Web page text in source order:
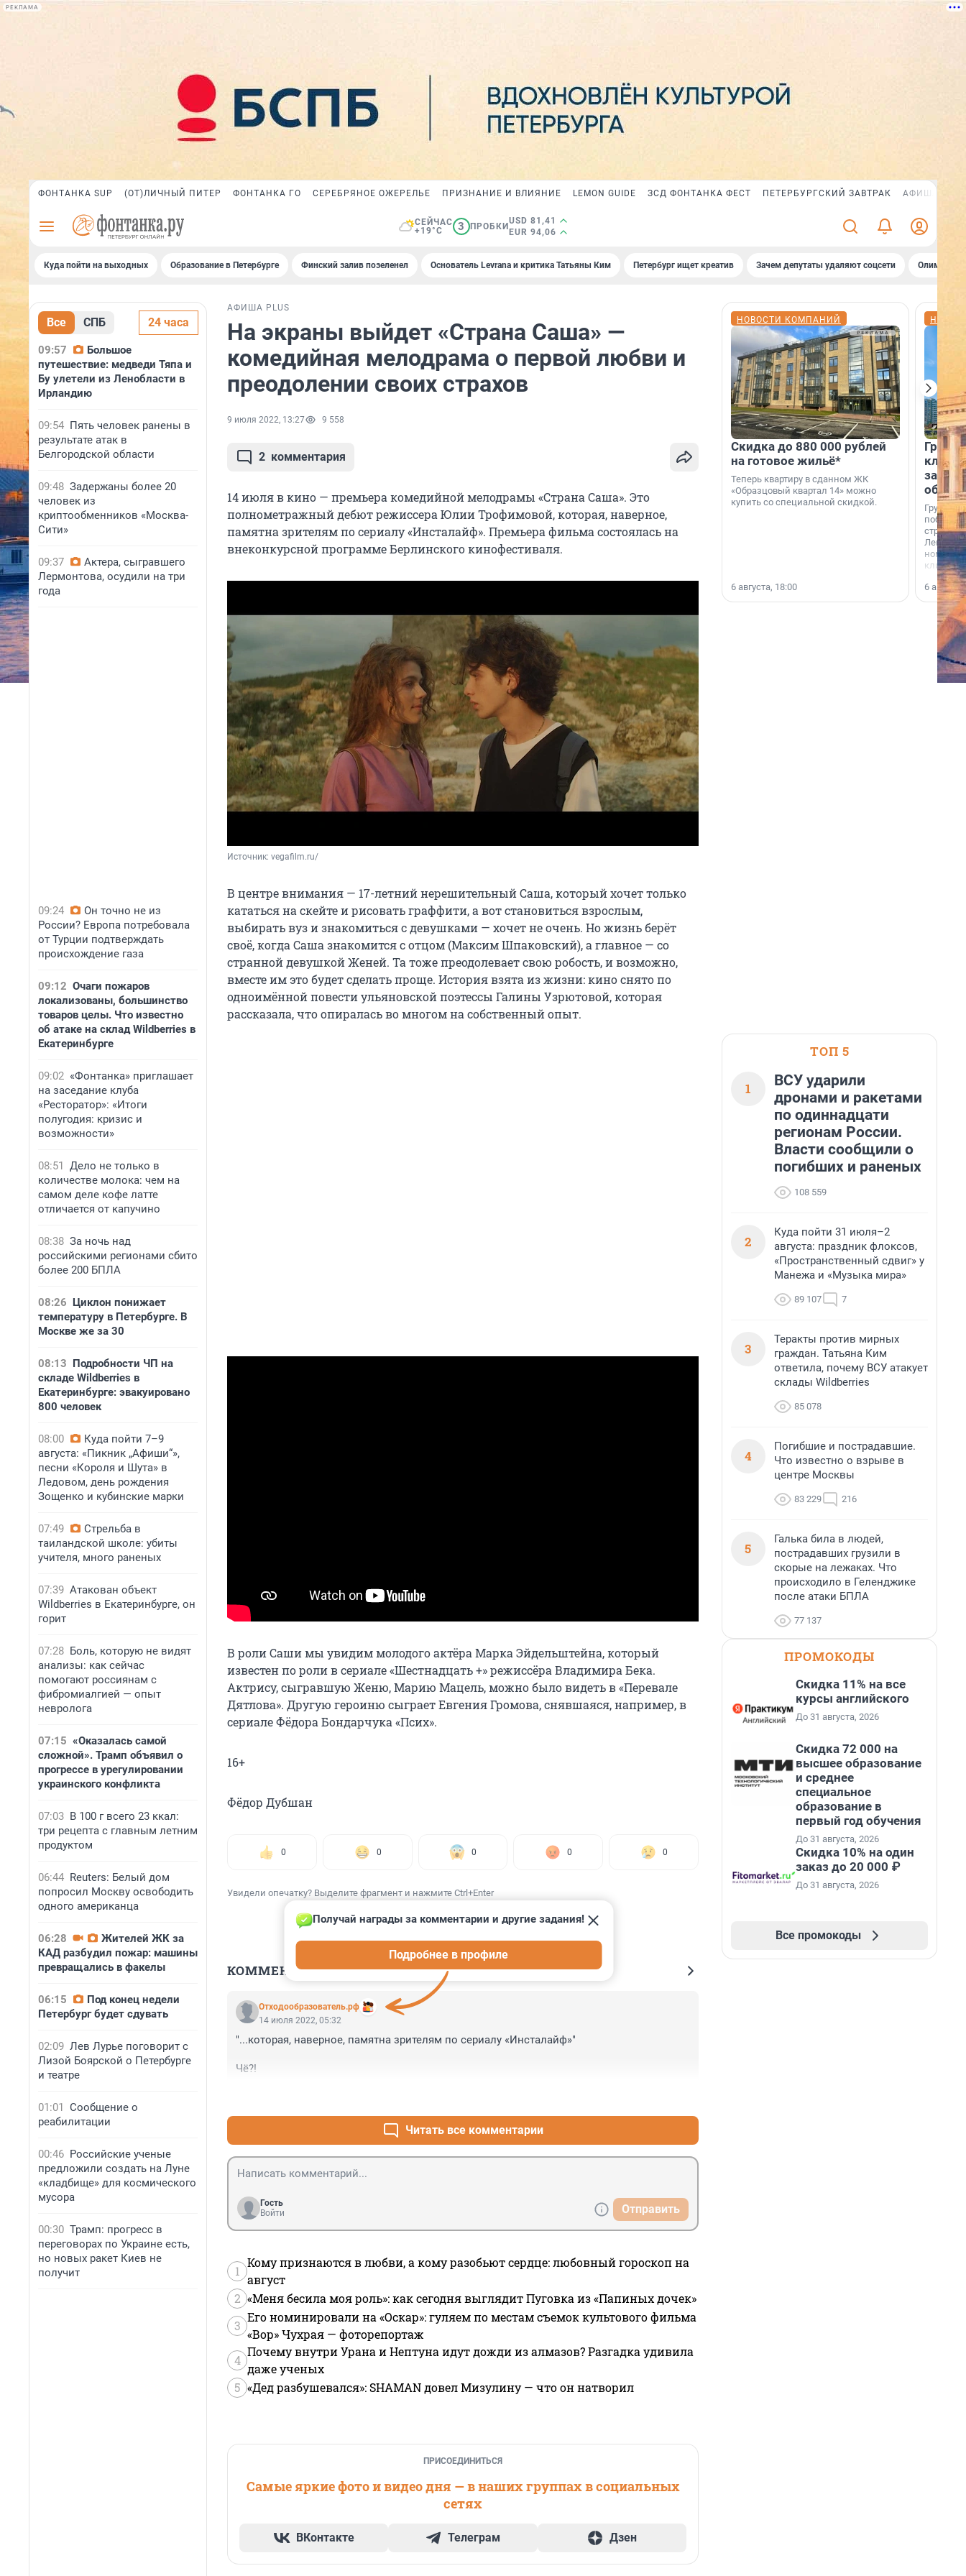
РЕКЛАМА
ФОНТАНКА SUP (ОТ)ЛИЧНЫЙ ПИТЕР ФОНТАНКА ГО СЕРЕБРЯНОЕ ОЖЕРЕЛЬЕ ПРИЗНАНИЕ И ВЛИЯНИЕ LEMON GUIDE ЗСД ФОНТАНКА ФЕСТ ПЕТЕРБУРГСКИЙ ЗАВТРАК АФИША PLUS
СЕЙЧАС
+19°C
3 ПРОБКИ
USD 81,41
EUR 94,06
Куда пойти на выходных Образование в Петербурге Финский залив позеленел Основатель Levrana и критика Татьяны Ким Петербург ищет креатив Зачем депутаты удаляют соцсети
Все СПБ 24 часа
09:57
Большое
путешествие: медведи Тяпа и
Бу улетели из Ленобласти в
Ирландию
09:54 Пять человек ранены в
результате атак в
Белгородской области
09:48 Задержаны более 20
человек из
криптообменников «Москва-
Сити»
09:37
Актера, сыгравшего
Лермонтова, осудили на три
года
09:24
Он точно не из
России? Европа потребовала
от Турции подтверждать
происхождение газа
09:12 Очаги пожаров
локализованы, большинство
товаров целы. Что известно
об атаке на склад Wildberries в
Екатеринбурге
09:02 «Фонтанка» приглашает
на заседание клуба
«Ресторатор»: «Итоги
полугодия: кризис и
возможности»
08:51 Дело не только в
количестве молока: чем на
самом деле кофе латте
отличается от капучино
08:38 За ночь над
российскими регионами сбито
более 200 БПЛА
08:26 Циклон понижает
температуру в Петербурге. В
Москве же за 30
08:13 Подробности ЧП на
складе Wildberries в
Екатеринбурге: эвакуировано
800 человек
08:00
Куда пойти 7–9
августа: «Пикник „Афиши“»,
песни «Короля и Шута» в
Ледовом, день рождения
Зощенко и кубинские марки
07:49
Стрельба в
таиландской школе: убиты
учителя, много раненых
07:39 Атакован объект
Wildberries в Екатеринбурге, он
горит
07:28 Боль, которую не видят
анализы: как сейчас
помогают россиянам с
фибромиалгией — опыт
невролога
07:15 «Оказалась самой
сложной». Трамп объявил о
прогрессе в урегулировании
украинского конфликта
07:03 В 100 г всего 23 ккал:
три рецепта с главным летним
продуктом
06:44 Reuters: Белый дом
попросил Москву освободить
одного американца
06:28
Жителей ЖК за
КАД разбудил пожар: машины
превращались в факелы
06:15
Под конец недели
Петербург будет сдувать
02:09 Лев Лурье поговорит с
Лизой Боярской о Петербурге
и театре
01:01 Сообщение о
реабилитации
00:46 Российские ученые
предложили создать на Луне
«кладбище» для космического
мусора
00:30 Трамп: прогресс в
переговорах по Украине есть,
но новых ракет Киев не
получит
АФИША PLUS
На экраны выйдет «Страна Саша» —
комедийная мелодрама о первой любви и
преодолении своих страхов
9 июля 2022, 13:27 9 558
2 комментария
14 июля в кино — премьера комедийной мелодрамы «Страна Саша». Это
полнометражный дебют режиссера Юлии Трофимовой, которая, наверное,
памятна зрителям по сериалу «Инсталайф». Премьера фильма состоялась на
внеконкурсной программе Берлинского кинофестиваля.
Источник: vegafilm.ru/
В центре внимания — 17-летний нерешительный Саша, который хочет только
кататься на скейте и рисовать граффити, а вот становиться взрослым,
выбирать вуз и знакомиться с девушками — хочет не очень. Но жизнь берёт
своё, когда Саша знакомится с отцом (Максим Шпаковский), а главное — со
странной девушкой Женей. Та тоже преодолевает свою робость, и возможно,
вместе им это будет сделать проще. История взята из жизни: кино снято по
одноимённой повести ульяновской поэтессы Галины Узрютовой, которая
рассказала, что опиралась во многом на собственный опыт.
В роли Саши мы увидим молодого актёра Марка Эйдельштейна, который
известен по роли в сериале «Шестнадцать +» режиссёра Владимира Бека.
Актрису, сыгравшую Женю, Марию Мацель, можно было видеть в «Перевале
Дятлова». Другую героиню сыграет Евгения Громова, снявшаяся, например, в
сериале Фёдора Бондарчука «Псих».
16+
Фёдор Дубшан
0 0 0 0 0
Увидели опечатку? Выделите фрагмент и нажмите Ctrl+Enter
КОММЕНТАРИИ 2
Отходообразователь.рф
Получай награды за комментарии и другие задания!
Подробнее в профиле
14 июля 2022, 05:32
"...которая, наверное, памятна зрителям по сериалу «Инсталайф»"
Чё?!
Читать все комментарии
Гость
Войти
Отправить
1
Кому признаются в любви, а кому разобьют сердце: любовный гороскоп на
август
2 «Меня бесила моя роль»: как сегодня выглядит Пуговка из «Папиных дочек»
3
Его номинировали на «Оскар»: гуляем по местам съемок культового фильма
«Вор» Чухрая — фоторепортаж
4
Почему внутри Урана и Нептуна идут дожди из алмазов? Разгадка удивила
даже ученых
5 «Дед разбушевался»: SHAMAN довел Мизулину — что он натворил
ПРИСОЕДИНИТЬСЯ
Самые яркие фото и видео дня — в наших группах в социальных
сетях
ВКонтакте Телеграм Дзен
НОВОСТИ КОМПАНИЙ
Скидка до 880 000 рублей
на готовое жильё*
Теперь квартиру в сданном ЖК
«Образцовый квартал 14» можно
купить со специальной скидкой.
6 августа, 18:00
Группа
области».
6
ТОП 5
1
ВСУ ударили
дронами и ракетами
по одиннадцати
регионам России.
Власти сообщили о
погибших и раненых
108 559
2
Куда пойти 31 июля–2
августа: праздник флоксов,
«Пространственный сдвиг» у
Манежа и «Музыка мира»
89 107 7
3
Теракты против мирных
граждан. Татьяна Ким
ответила, почему ВСУ атакует
склады Wildberries
85 078
4
Погибшие и пострадавшие.
Что известно о взрыве в
центре Москвы
83 229 216
5
Галька била в людей,
пострадавших грузили в
скорые на лежаках. Что
происходило в Геленджике
после атаки БПЛА
77 137
ПРОМОКОДЫ
Скидка 11% на все
курсы английского
До 31 августа, 2026
Скидка 72 000 на
высшее образование
и среднее
специальное
образование в
первый год обучения
До 31 августа, 2026
Скидка 10% на один
заказ до 20 000 ₽
До 31 августа, 2026
Все промокоды